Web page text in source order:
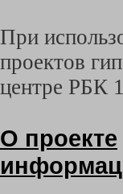
При
проектов
центре РБК
О проекте